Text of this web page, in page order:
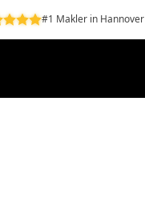
#1 Makler in Hannover